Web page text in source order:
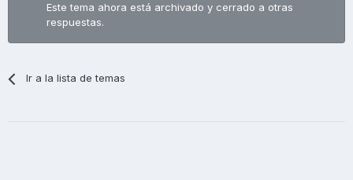
Este tema ahora está archivado y cerrado a otras
respuestas.
Ir a la lista de temas